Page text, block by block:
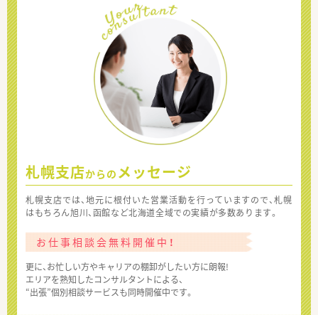
札幌支店からの メッセージ
札幌支店では、地元に根付いた営業活動を行っていますので、札幌
はもちろん旭川、函館など北海道全域での実績が多数あります。
お仕事相談会無料開催中！
更に、お忙しい方やキャリアの棚卸がしたい方に朗報!
エリアを熟知したコンサルタントによる、
“出張”個別相談サービスも同時開催中です。